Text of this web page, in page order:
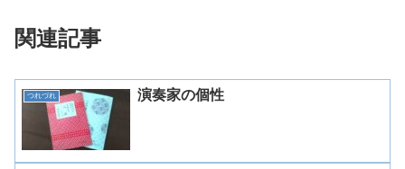
関連記事
つれづれ 演奏家の個性